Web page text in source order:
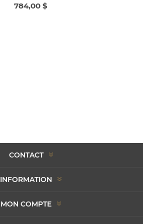
784,00 $
CONTACT
INFORMATION
MON COMPTE